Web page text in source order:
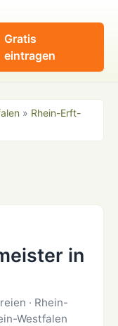
Gratis
eintragen
» Rhein-Erft-
in
· Rhein-
Westfalen